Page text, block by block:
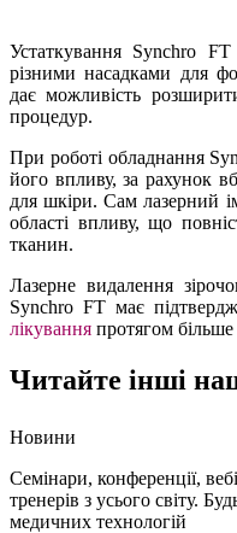
Устаткування Synchro
різними насадками для
дає можливість
процедур.
При роботі обладнання
його впливу, за рахунок
для шкіри. Сам лазерний
області впливу, що
тканин.
Лазерне видалення
Synchro FT має
лікування протягом більше
Читайте інші
Новини
Семінари, конференції,
тренерів з усього світу.
медичних технологій